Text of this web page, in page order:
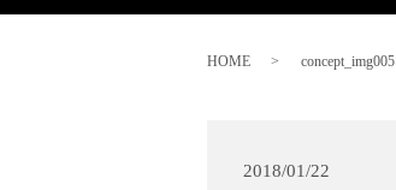
HOME concept_img005
2018/01/22